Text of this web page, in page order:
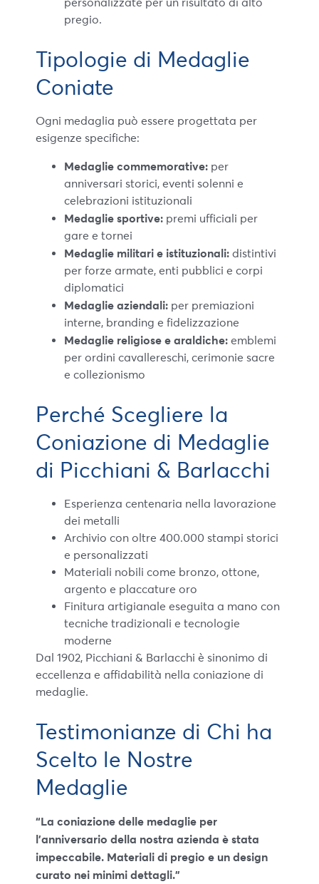
pregio.
Tipologie di Medaglie
Coniate
Ogni medaglia può essere progettata per
esigenze specifiche:
Medaglie commemorative: per
anniversari storici, eventi solenni e
celebrazioni istituzionali
Medaglie sportive: premi ufficiali per
gare e tornei
Medaglie militari e istituzionali: distintivi
per forze armate, enti pubblici e corpi
diplomatici
Medaglie aziendali: per premiazioni
interne, branding e fidelizzazione
Medaglie religiose e araldiche: emblemi
per ordini cavallereschi, cerimonie sacre
e collezionismo
Perché Scegliere la
Coniazione di Medaglie
di Picchiani & Barlacchi
Esperienza centenaria nella lavorazione
dei metalli
Archivio con oltre 400.000 stampi storici
e personalizzati
Materiali nobili come bronzo, ottone,
argento e placcature oro
Finitura artigianale eseguita a mano con
tecniche tradizionali e tecnologie
moderne
Dal 1902, Picchiani & Barlacchi è sinonimo di
eccellenza e affidabilità nella coniazione di
medaglie.
Testimonianze di Chi ha
Scelto le Nostre
Medaglie
“La coniazione delle medaglie per
l’anniversario della nostra azienda è stata
impeccabile. Materiali di pregio e un design
curato nei minimi dettagli.”